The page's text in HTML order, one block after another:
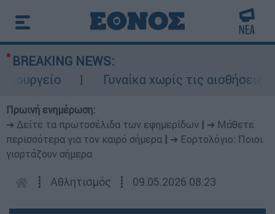
BREAKING NEWS:
Γυναίκα χωρίς τις αισθήσεις
Πρωινή ενημέρωση:
➔ Δείτε τα πρωτοσέλιδα των εφημερίδων
➔ Μάθετε
περισσότερα για τον καιρό σήμερα
➔ Εορτολόγιο: Ποιοι
γιορτάζουν σήμερα
┋ Αθλητισμός ┋ 09.05.2026 08:23